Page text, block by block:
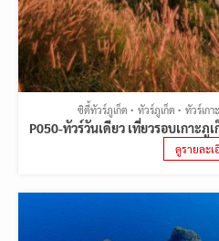
ซิตี้ทัวร์ภูเก็ต ทัวร์ภูเก็ต ทัวร์เกา
P050-ทัวร์วันเดียว เที่ยวรอบเกาะ
ดูรายละเ